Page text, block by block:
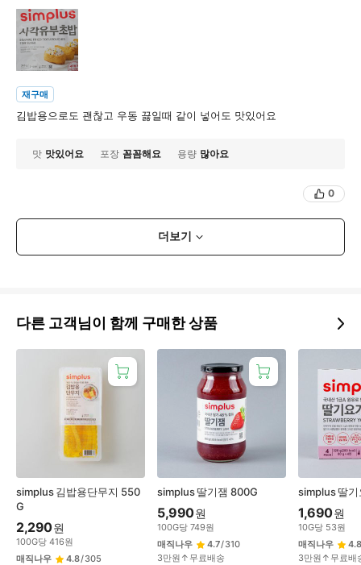
재구매
김밥용으로도 괜찮고 우동 끓일때 같이 넣어도 맛있어요
맛 맛있어요 포장 꼼꼼해요 용량 많아요
0
더보기
다른 고객님이 함께 구매한 상품
simplus 김밥용단무지 550
G
2,290원
100G당 416원
매직나우
4.8/305
simplus 딸기잼 800G
5,990원
100G당 749원
매직나우
4.7/310
3만원↑무료배송
simplus 딸
1,690원
10G당 53원
매직나우
4.8
3만원↑무료배